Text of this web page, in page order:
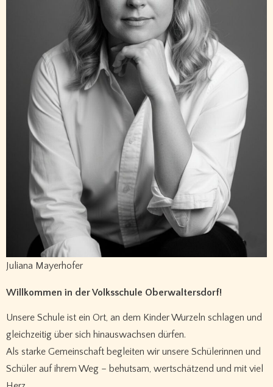
Juliana Mayerhofer
Willkommen in der Volksschule Oberwaltersdorf!
Unsere Schule ist ein Ort, an dem Kinder Wurzeln schlagen und
gleichzeitig über sich hinauswachsen dürfen.
Als starke Gemeinschaft begleiten wir unsere Schülerinnen und
Schüler auf ihrem Weg – behutsam, wertschätzend und mit viel